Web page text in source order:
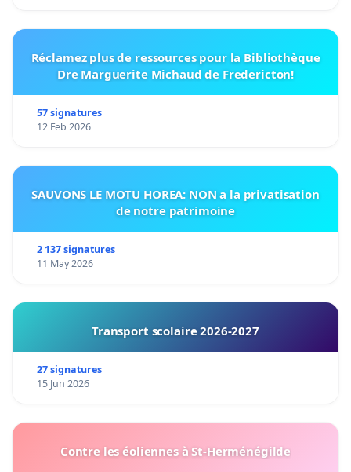
Réclamez plus de ressources pour la Bibliothèque
Dre Marguerite Michaud de Fredericton!
57 signatures
12 Feb 2026
SAUVONS LE MOTU HOREA: NON a la privatisation
de notre patrimoine
2 137 signatures
11 May 2026
Transport scolaire 2026-2027
27 signatures
15 Jun 2026
Contre les éoliennes à St-Herménégilde